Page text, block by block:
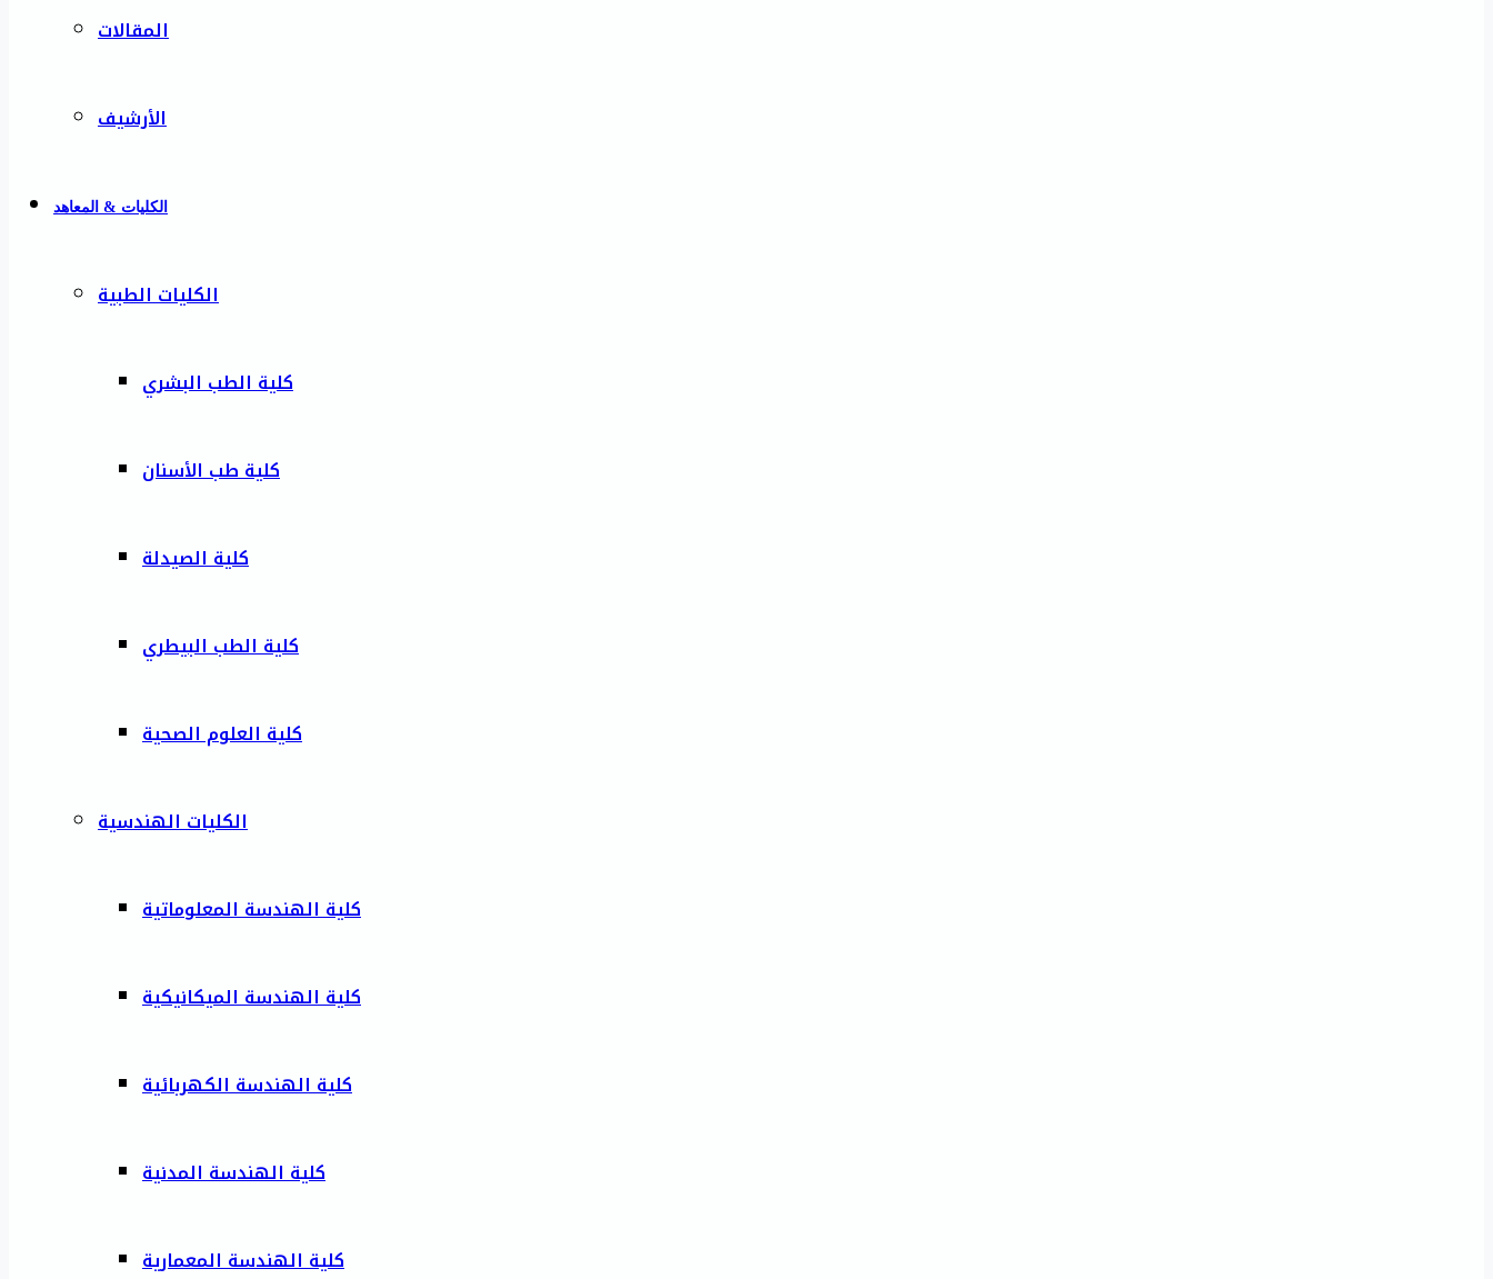
المقالات
الأرشيف
الكليات & المعاهد
الكليات الطبية
كلية الطب البشري
كلية طب الأسنان
كلية الصيدلة
كلية الطب البيطري
كلية العلوم الصحية
الكليات الهندسية
كلية الهندسة المعلوماتية
كلية الهندسة الميكانيكية
كلية الهندسة الكهربائية
كلية الهندسة المدنية
كلية الهندسة المعمارية